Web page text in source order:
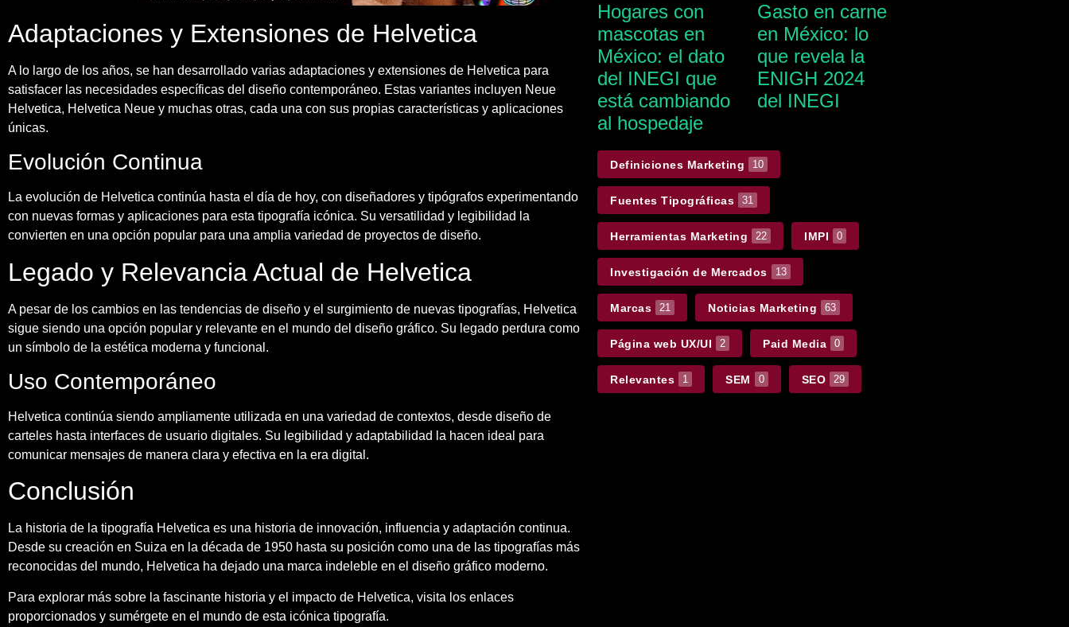
Adaptaciones y Extensiones de Helvetica
A lo largo de los años, se han desarrollado varias adaptaciones y extensiones de Helvetica para
satisfacer las necesidades específicas del diseño contemporáneo. Estas variantes incluyen Neue
Helvetica, Helvetica Neue y muchas otras, cada una con sus propias características y aplicaciones
únicas.
Evolución Continua
La evolución de Helvetica continúa hasta el día de hoy, con diseñadores y tipógrafos experimentando
con nuevas formas y aplicaciones para esta tipografía icónica. Su versatilidad y legibilidad la
convierten en una opción popular para una amplia variedad de proyectos de diseño.
Legado y Relevancia Actual de Helvetica
A pesar de los cambios en las tendencias de diseño y el surgimiento de nuevas tipografías, Helvetica
sigue siendo una opción popular y relevante en el mundo del diseño gráfico. Su legado perdura como
un símbolo de la estética moderna y funcional.
Uso Contemporáneo
Helvetica continúa siendo ampliamente utilizada en una variedad de contextos, desde diseño de
carteles hasta interfaces de usuario digitales. Su legibilidad y adaptabilidad la hacen ideal para
comunicar mensajes de manera clara y efectiva en la era digital.
Conclusión
La historia de la tipografía Helvetica es una historia de innovación, influencia y adaptación continua.
Desde su creación en Suiza en la década de 1950 hasta su posición como una de las tipografías más
reconocidas del mundo, Helvetica ha dejado una marca indeleble en el diseño gráfico moderno.
Para explorar más sobre la fascinante historia y el impacto de Helvetica, visita los enlaces
proporcionados y sumérgete en el mundo de esta icónica tipografía.
Hogares con
mascotas en
México: el dato
del INEGI que
está cambiando
al hospedaje
Gasto en carne
en México: lo
que revela la
ENIGH 2024
del INEGI
Definiciones Marketing 10
Fuentes Tipográficas 31
Herramientas Marketing 22 IMPI 0
Investigación de Mercados 13
Marcas 21 Noticias Marketing 63
Página web UX/UI 2 Paid Media 0
Relevantes 1 SEM 0 SEO 29